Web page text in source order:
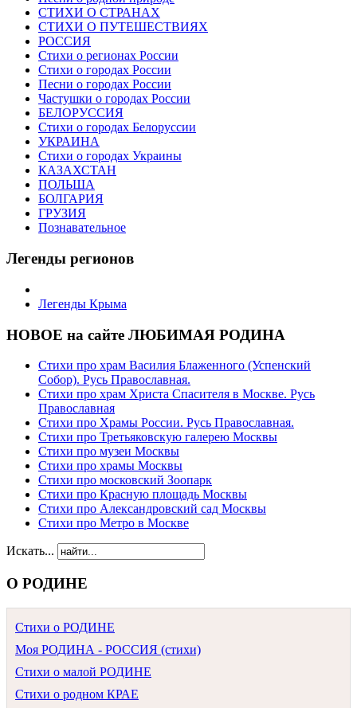
СТИХИ О СТРАНАХ
СТИХИ О ПУТЕШЕСТВИЯХ
РОССИЯ
Стихи о регионах России
Стихи о городах России
Песни о городах России
Частушки о городах России
БЕЛОРУССИЯ
Стихи о городах Белоруссии
УКРАИНА
Стихи о городах Украины
КАЗАХСТАН
ПОЛЬША
БОЛГАРИЯ
ГРУЗИЯ
Познавательное
Легенды регионов
Легенды Крыма
НОВОЕ на сайте ЛЮБИМАЯ РОДИНА
Стихи про храм Василия Блаженного (Успенский
Собор). Русь Православная.
Стихи про храм Христа Спасителя в Москве. Русь
Православная
Стихи про Храмы России. Русь Православная.
Стихи про Третьяковскую галерею Москвы
Стихи про музеи Москвы
Стихи про храмы Москвы
Стихи про московский Зоопарк
Стихи про Красную площадь Москвы
Стихи про Александровский сад Москвы
Стихи про Метро в Москве
Искать...
О РОДИНЕ
Стихи о РОДИНЕ
Моя РОДИНА - РОССИЯ (стихи)
Стихи о малой РОДИНЕ
Стихи о родном КРАЕ